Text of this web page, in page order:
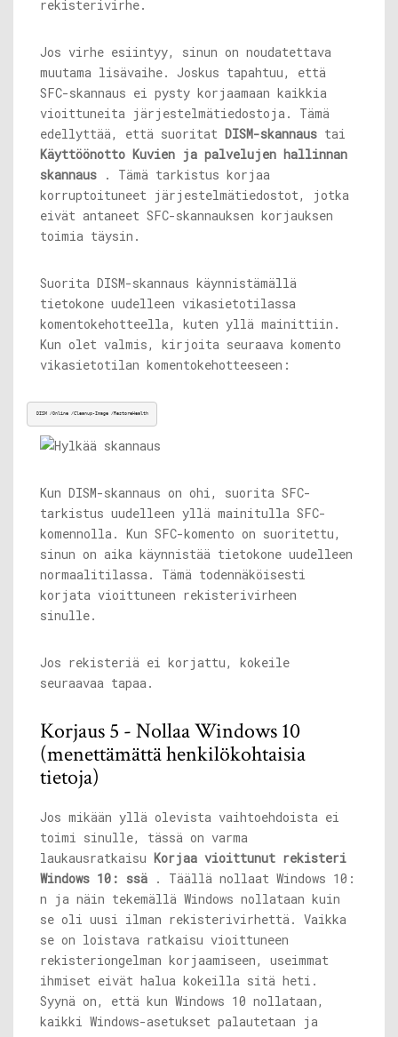
rekisterivirhe.
Jos virhe esiintyy, sinun on noudatettava
muutama lisävaihe. Joskus tapahtuu, että
SFC-skannaus ei pysty korjaamaan kaikkia
vioittuneita järjestelmätiedostoja. Tämä
edellyttää, että suoritat DISM-skannaus tai
Käyttöönotto Kuvien ja palvelujen hallinnan
skannaus . Tämä tarkistus korjaa
korruptoituneet järjestelmätiedostot, jotka
eivät antaneet SFC-skannauksen korjauksen
toimia täysin.
Suorita DISM-skannaus käynnistämällä
tietokone uudelleen vikasietotilassa
komentokehotteella, kuten yllä mainittiin.
Kun olet valmis, kirjoita seuraava komento
vikasietotilan komentokehotteeseen:
DISM /Online /Cleanup-Image /RestoreHealth
Kun DISM-skannaus on ohi, suorita SFC-
tarkistus uudelleen yllä mainitulla SFC-
komennolla. Kun SFC-komento on suoritettu,
sinun on aika käynnistää tietokone uudelleen
normaalitilassa. Tämä todennäköisesti
korjata vioittuneen rekisterivirheen
sinulle.
Jos rekisteriä ei korjattu, kokeile
seuraavaa tapaa.
Korjaus 5 - Nollaa Windows 10
(menettämättä henkilökohtaisia ​​
tietoja)
Jos mikään yllä olevista vaihtoehdoista ei
toimi sinulle, tässä on varma
laukausratkaisu Korjaa vioittunut rekisteri
Windows 10: ssä . Täällä nollaat Windows 10:
n ja näin tekemällä Windows nollataan kuin
se oli uusi ilman rekisterivirhettä. Vaikka
se on loistava ratkaisu vioittuneen
rekisteriongelman korjaamiseen, useimmat
ihmiset eivät halua kokeilla sitä heti.
Syynä on, että kun Windows 10 nollataan,
kaikki Windows-asetukset palautetaan ja